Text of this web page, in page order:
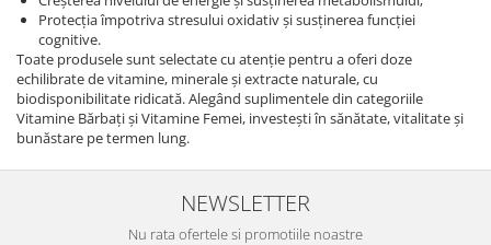
Protecția împotriva stresului oxidativ și susținerea funcției
cognitive.
Toate produsele sunt selectate cu atenție pentru a oferi doze
echilibrate de vitamine, minerale și extracte naturale, cu
biodisponibilitate ridicată. Alegând suplimentele din categoriile
Vitamine Bărbați și Vitamine Femei, investești în sănătate, vitalitate și
bunăstare pe termen lung.
NEWSLETTER
Nu rata ofertele si promotiile noastre